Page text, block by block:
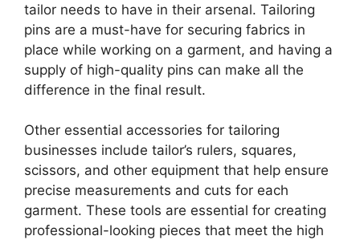
tailor needs to have in their arsenal. Tailoring
pins are a must-have for securing fabrics in
place while working on a garment, and having a
supply of high-quality pins can make all the
difference in the final result.
Other essential accessories for tailoring
businesses include tailor’s rulers, squares,
scissors, and other equipment that help ensure
precise measurements and cuts for each
garment. These tools are essential for creating
professional-looking pieces that meet the high